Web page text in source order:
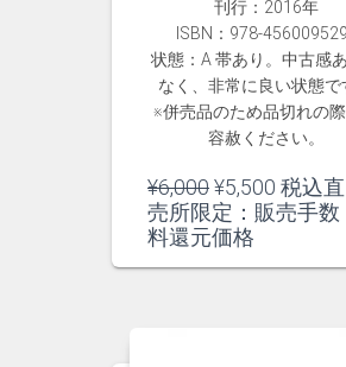
刊行：2016年
ISBN：978-
状態：A 帯あり。中古感
なく、非常に良い状態で
※併売品のため品切れの
容赦ください。
¥6,000元
の
価
¥5,500 現
在
税込直
売所限定：販売手数
料還元価格